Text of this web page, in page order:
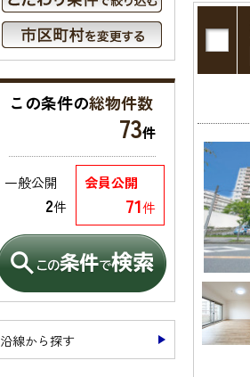
この条件の総物件数
73件
会員公開
71件
一般公開
2件
沿線から探す